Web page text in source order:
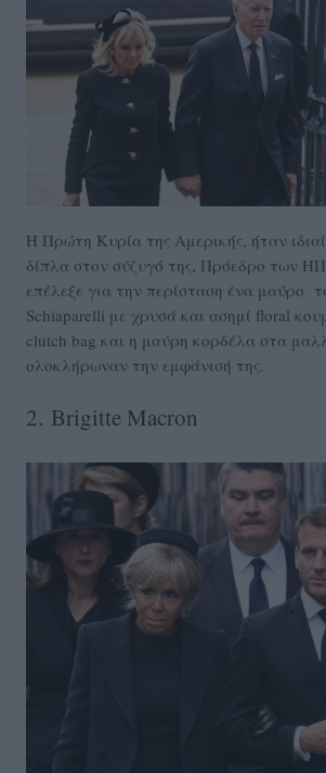
Η Πρώτη Κυρία της Αμερικής, ήταν
δίπλα στον σύζυγό της, Πρόεδρο των
επέλεξε για την περίσταση ένα μαύρο
Schiaparelli με χρυσά και ασημί floral
clutch bag και η μαύρη κορδέλα στα
ολοκλήρωναν την εμφάνισή της.
2. Brigitte Macron